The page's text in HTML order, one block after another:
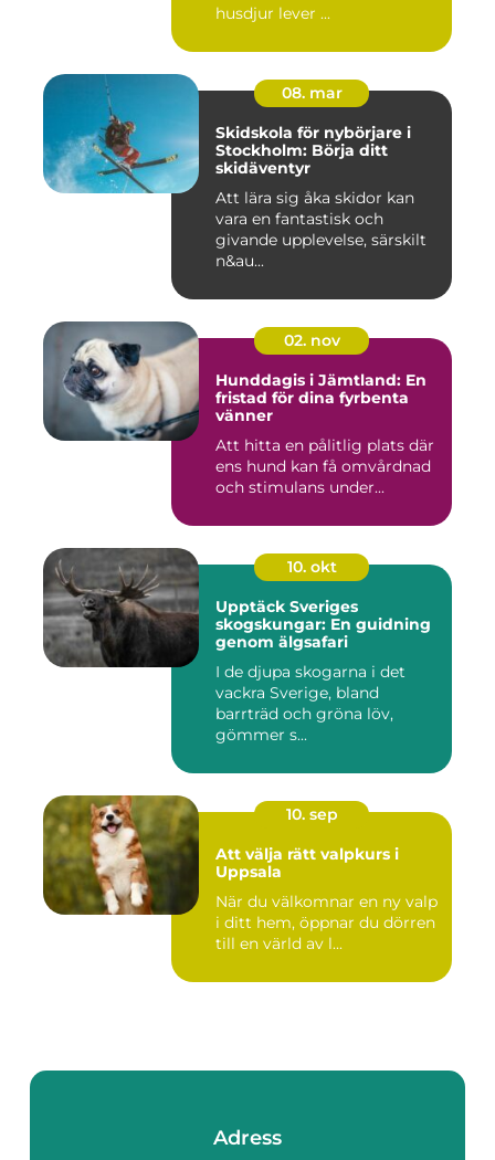
husdjur lever ...
08. mar
Skidskola för nybörjare i
Stockholm: Börja ditt
skidäventyr
Att lära sig åka skidor kan
vara en fantastisk och
givande upplevelse, särskilt
n&au...
02. nov
Hunddagis i Jämtland: En
fristad för dina fyrbenta
vänner
Att hitta en pålitlig plats där
ens hund kan få omvårdnad
och stimulans under...
10. okt
Upptäck Sveriges
skogskungar: En guidning
genom älgsafari
I de djupa skogarna i det
vackra Sverige, bland
barrträd och gröna löv,
gömmer s...
10. sep
Att välja rätt valpkurs i
Uppsala
När du välkomnar en ny valp
i ditt hem, öppnar du dörren
till en värld av l...
Adress